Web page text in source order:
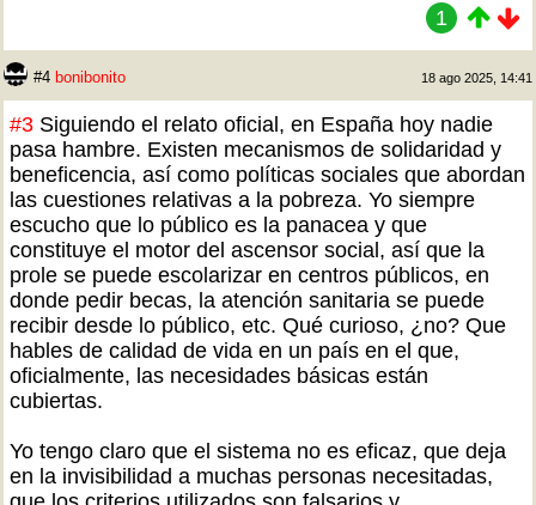
1
#4 bonibonito 18 ago 2025, 14:41
#3 Siguiendo el relato oficial, en España hoy nadie
pasa hambre. Existen mecanismos de solidaridad y
beneficencia, así como políticas sociales que abordan
las cuestiones relativas a la pobreza. Yo siempre
escucho que lo público es la panacea y que
constituye el motor del ascensor social, así que la
prole se puede escolarizar en centros públicos, en
donde pedir becas, la atención sanitaria se puede
recibir desde lo público, etc. Qué curioso, ¿no? Que
hables de calidad de vida en un país en el que,
oficialmente, las necesidades básicas están
cubiertas.
Yo tengo claro que el sistema no es eficaz, que deja
en la invisibilidad a muchas personas necesitadas,